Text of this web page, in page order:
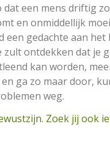
een mens driftig
en onmiddellijk
gedachte aan het
zult ontdekken dat je
kan worden,
ga zo maar door,
weg.
Zoek jij ook